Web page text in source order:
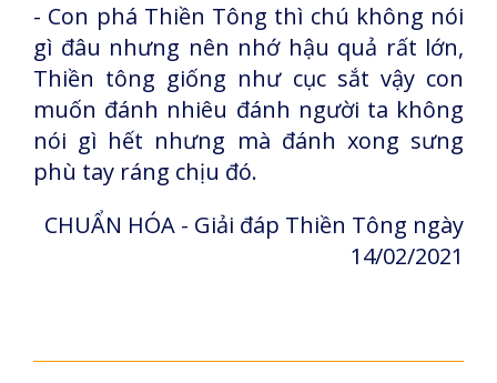
- Con phá Thiền Tông thì chú không nói
gì đâu nhưng nên nhớ hậu quả rất lớn,
Thiền tông giống như cục sắt vậy con
muốn đánh nhiêu đánh người ta không
nói gì hết nhưng mà đánh xong sưng
phù tay ráng chịu đó.
CHUẨN HÓA - Giải đáp Thiền Tông ngày
14/02/2021